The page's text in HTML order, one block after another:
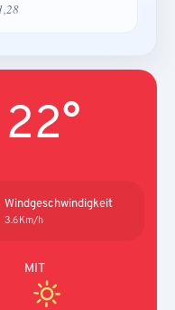
22°
Windgeschwindigkeit
3.6Km/h
MIT